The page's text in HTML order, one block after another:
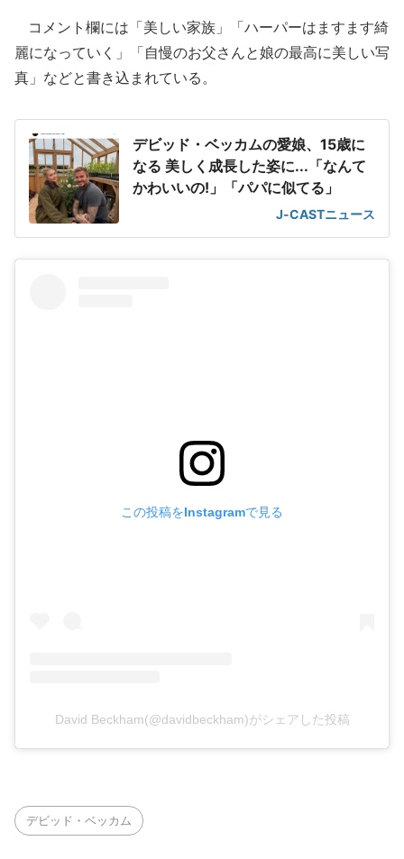
コメント欄には「美しい家族」「ハーパーはますます綺
麗になっていく」「自慢のお父さんと娘の最高に美しい写
真」などと書き込まれている。
デビッド・ベッカムの愛娘、15歳に
なる 美しく成長した姿に...「なんて
かわいいの!」「パパに似てる」
J-CASTニュース
この投稿をInstagramで見る
David Beckham(@davidbeckham)がシェアした投稿
デビッド・ベッカム